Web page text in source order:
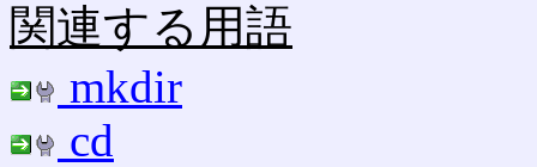
関連する用語
mkdir
cd